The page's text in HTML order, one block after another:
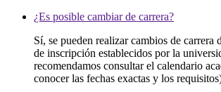
¿Es posible cambiar de carrera?
Sí, se pueden realizar cambios de carrera
de inscripción establecidos por la
recomendamos consultar el calendario
conocer las fechas exactas y los